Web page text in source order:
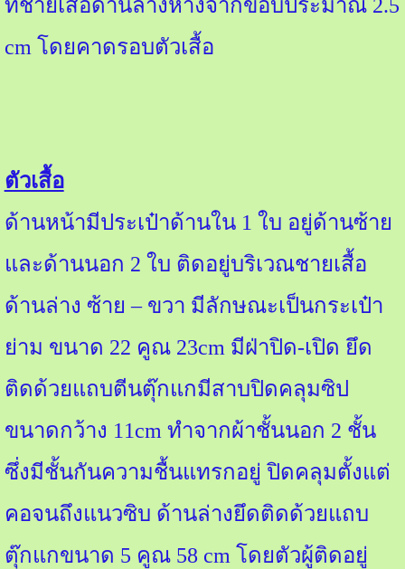
ที่ชายเสื้อด้านล่างห่างจากขอบประมาณ 2.5
cm โดยคาดรอบตัวเสื้อ
ตัวเสื้อ
ด้านหน้ามีประเป๋าด้านใน 1 ใบ อยู่ด้านซ้าย
และด้านนอก 2 ใบ ติดอยู่บริเวณชายเสื้อ
ด้านล่าง ซ้าย – ขวา มีลักษณะเป็นกระเป๋า
ย่าม ขนาด 22 คูณ 23cm มีฝ่าปิด-เปิด ยึด
ติดด้วยแถบตีนตุ๊กแกมีสาบปิดคลุมซิป
ขนาดกว้าง 11cm ทำจากผ้าชั้นนอก 2 ชั้น
ซึ่งมีชั้นกันความชื้นแทรกอยู่ ปิดคลุมตั้งแต่
คอจนถึงแนวซิบ ด้านล่างยึดติดด้วยแถบ
ตุ๊กแกขนาด 5 คูณ 58 cm โดยตัวผู้ติดอยู่